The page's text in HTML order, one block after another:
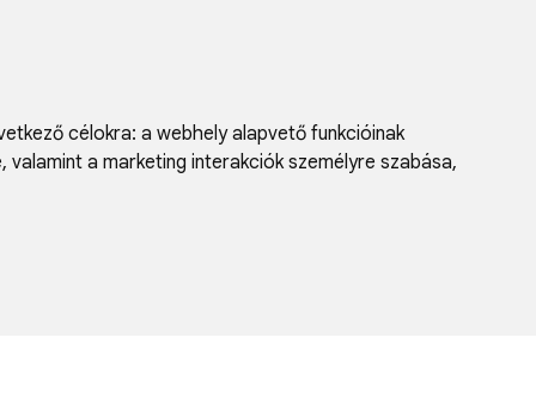
célokra: a webhely alapvető funkcióinak
a marketing interakciók személyre szabása,